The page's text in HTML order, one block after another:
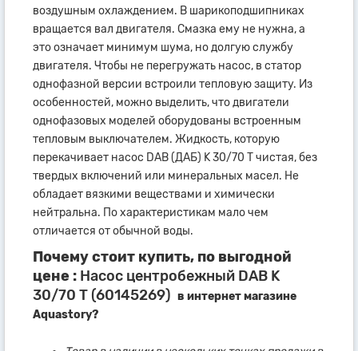
воздушным охлаждением. В шарикоподшипниках
вращается вал двигателя. Смазка ему не нужна, а
это означает минимум шума, но долгую службу
двигателя. Чтобы не перегружать насос, в статор
однофазной версии встроили тепловую защиту. Из
особенностей, можно выделить, что двигатели
однофазовых моделей оборудованы встроенным
тепловым выключателем. Жидкость, которую
перекачивает насос DAB (ДАБ) K 30/70 T чистая, без
твердых включений или минеральных масел. Не
обладает вязкими веществами и химически
нейтральна. По характеристикам мало чем
отличается от обычной воды.
Почему стоит купить, по выгодной
цене : Насос центробежный DAB K
30/70 T (60145269) в интернет магазине
Aquastory?